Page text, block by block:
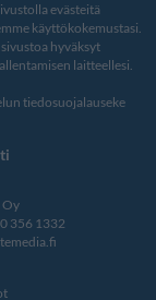
evästeitä
käyttökokemustasi.
hyväksyt
laitteellesi.
tiedosuojalauseke
Oy
356 1332